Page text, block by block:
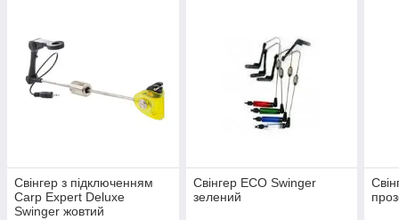
Свінгер з підключенням
Carp Expert Deluxe
Swinger жовтий
Свінгер ECO Swinger
зелений